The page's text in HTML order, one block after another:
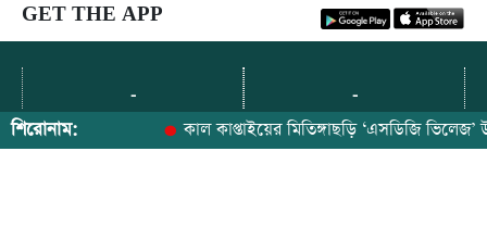
GET THE APP
- -
কার্যালয়: বই একাডেমি ভবন, ২য় তলা, বনরূপা (পুলিশ বক্সের বিপরীতে),
শিরোনাম: কাল কাপ্তাইয়ের মিতিঙ্গাছড়ি ‘এসডিজি ভিলেজ’